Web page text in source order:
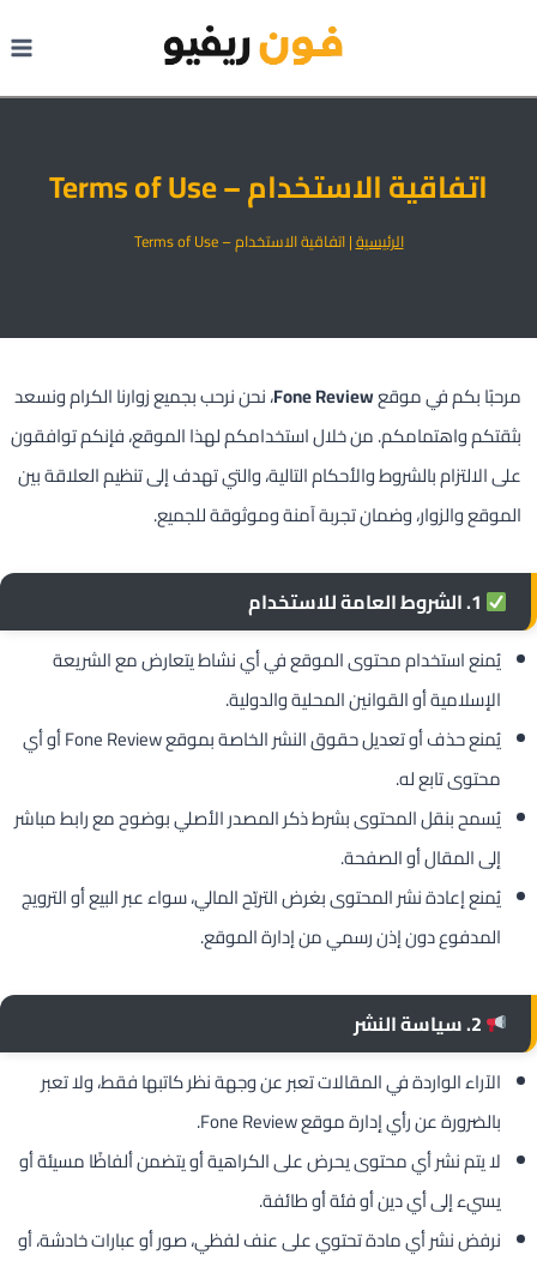
المحتوى
اتفاقية الاستخدام – Terms of Use
الرئيسية|اتفاقية الاستخدام – Terms of Use
مرحبًا بكم في موقعFone Review، نحن نرحب بجميع زوارنا الكرام ونسعد
بثقتكم واهتمامكم. من خلال استخدامكم لهذا الموقع، فإنكم توافقون
على الالتزام بالشروط والأحكام التالية، والتي تهدف إلى تنظيم العلاقة بين
الموقع والزوار، وضمان تجربة آمنة وموثوقة للجميع.
1. الشروط العامة للاستخدام
يُمنع استخدام محتوى الموقع في أي نشاط يتعارض مع الشريعة
الإسلامية أو القوانين المحلية والدولية.
يُمنع حذف أو تعديل حقوق النشر الخاصة بموقع Fone Review أو أي
محتوى تابع له.
يُسمح بنقل المحتوى بشرط ذكر المصدر الأصلي بوضوح مع رابط مباشر
إلى المقال أو الصفحة.
يُمنع إعادة نشر المحتوى بغرض التربّح المالي، سواء عبر البيع أو الترويج
المدفوع دون إذن رسمي من إدارة الموقع.
2. سياسة النشر
الآراء الواردة في المقالات تعبر عن وجهة نظر كاتبها فقط، ولا تعبر
بالضرورة عن رأي إدارة موقع Fone Review.
لا يتم نشر أي محتوى يحرض على الكراهية أو يتضمن ألفاظًا مسيئة أو
يسيء إلى أي دين أو فئة أو طائفة.
نرفض نشر أي مادة تحتوي على عنف لفظي، صور أو عبارات خادشة، أو